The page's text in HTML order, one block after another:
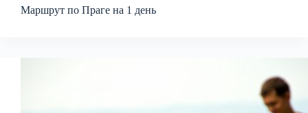
Маршрут по Праге на 1 день